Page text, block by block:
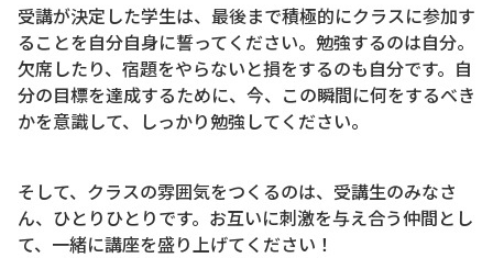
受講が決定した学生は、最後まで積極的にクラスに参加す
ることを自分自身に誓ってください。勉強するのは自分。
欠席したり、宿題をやらないと損をするのも自分です。自
分の目標を達成するために、今、この瞬間に何をするべき
かを意識して、しっかり勉強してください。
そして、クラスの雰囲気をつくるのは、受講生のみなさ
ん、ひとりひとりです。お互いに刺激を与え合う仲間とし
て、一緒に講座を盛り上げてください！